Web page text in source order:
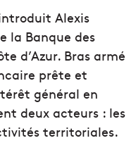
Alexis
la Banque des
d’Azur. Bras armé
prête et
général en
deux acteurs : les
territoriales.